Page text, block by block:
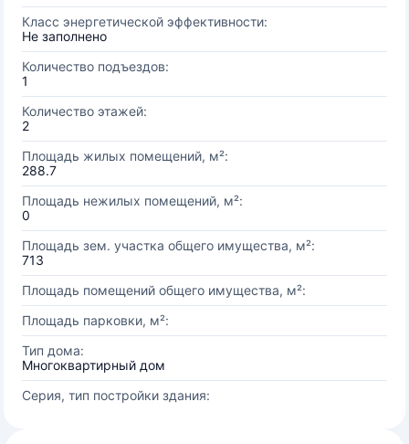
Класс энергетической эффективности:
Не заполнено
Количество подъездов:
1
Количество этажей:
2
Площадь жилых помещений, м²:
288.7
Площадь нежилых помещений, м²:
0
Площадь зем. участка общего имущества, м²:
713
Площадь помещений общего имущества, м²:
Площадь парковки, м²:
Тип дома:
Многоквартирный дом
Серия, тип постройки здания: